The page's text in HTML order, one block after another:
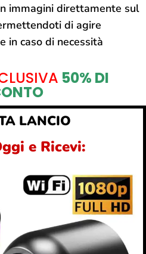
immagini direttamente sul
di agire
in caso di necessità
50% DI
LANCIO
e Ricevi: